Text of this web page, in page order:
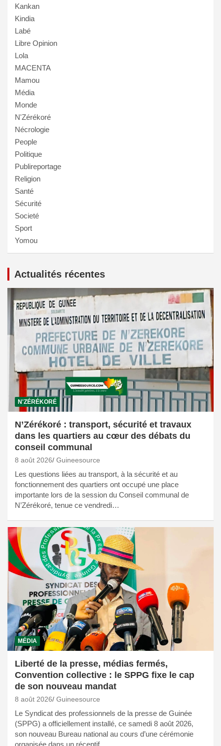
Kankan
Kindia
Labé
Libre Opinion
Lola
MACENTA
Mamou
Média
Monde
N'Zérékoré
Nécrologie
People
Politique
Publireportage
Religion
Santé
Sécurité
Societé
Sport
Yomou
Actualités récentes
N'ZÉRÉKORÉ
N’Zérékoré : transport, sécurité et travaux
dans les quartiers au cœur des débats du
conseil communal
8 août 2026 Guineesource
Les questions liées au transport, à la sécurité et au
fonctionnement des quartiers ont occupé une place
importante lors de la session du Conseil communal de
N’Zérékoré, tenue ce vendredi…
MÉDIA
Liberté de la presse, médias fermés,
Convention collective : le SPPG fixe le cap
de son nouveau mandat
8 août 2026 Guineesource
Le Syndicat des professionnels de la presse de Guinée
(SPPG) a officiellement installé, ce samedi 8 août 2026,
son nouveau Bureau national au cours d’une cérémonie
organisée dans un réceptif…